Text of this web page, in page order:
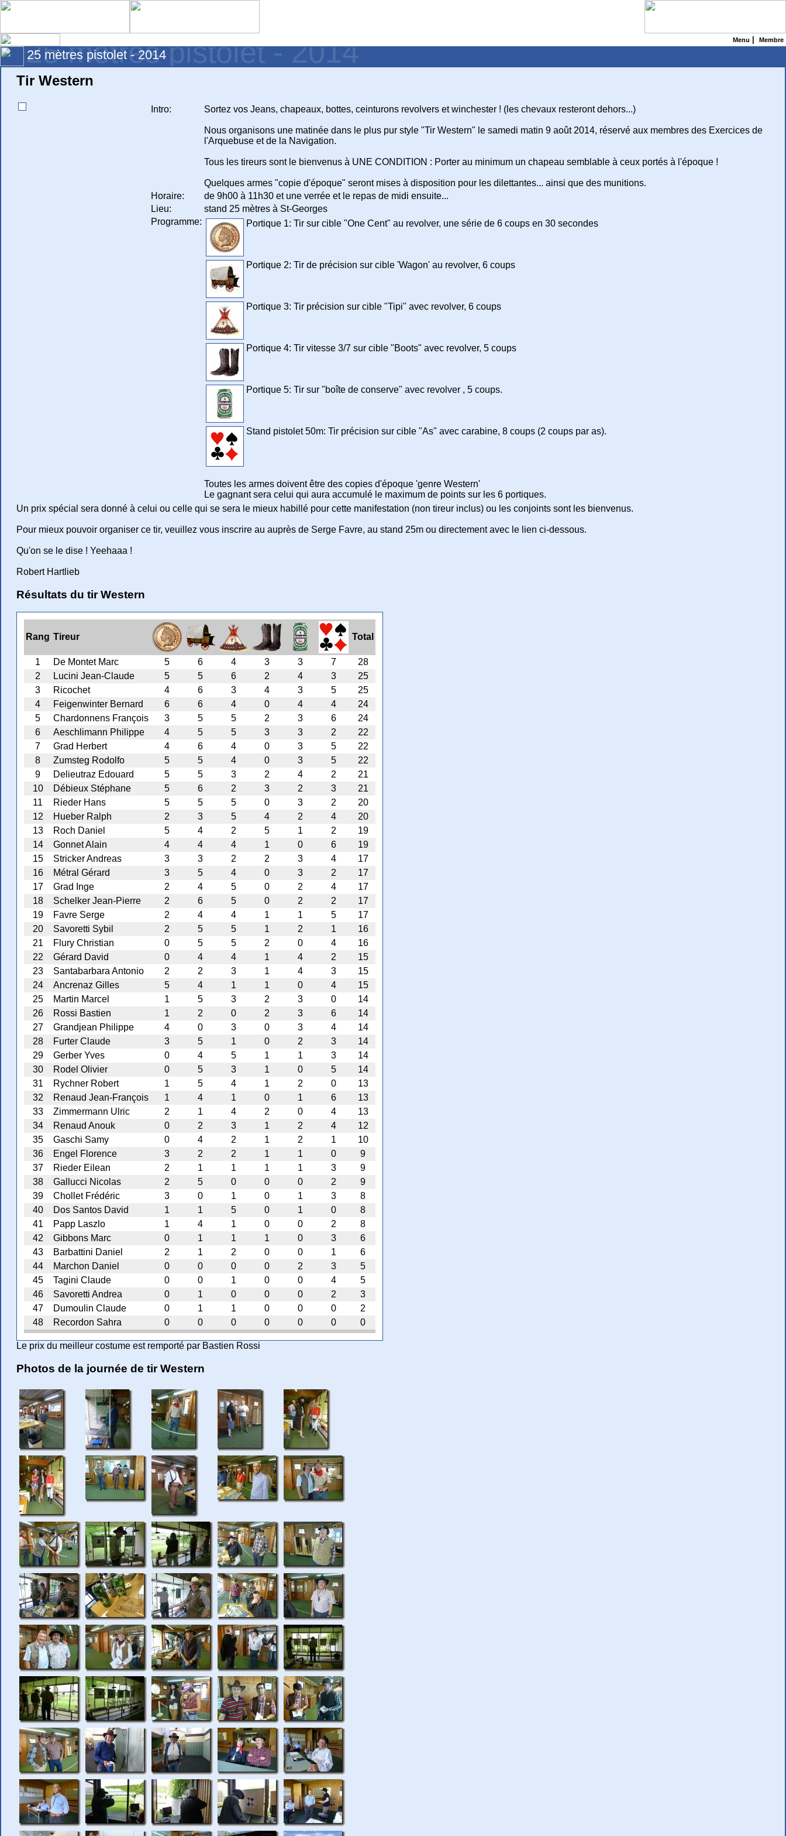
Menu Membre
25 mètres pistolet - 2014
25 mètres pistolet - 2014
Tir Western
Intro: Sortez vos Jeans, chapeaux, bottes, ceinturons revolvers et winchester ! (les chevaux resteront dehors...)
Nous organisons une matinée dans le plus pur style "Tir Western" le samedi matin 9 août 2014, réservé aux membres des Exercices de
l'Arquebuse et de la Navigation.
Tous les tireurs sont le bienvenus à UNE CONDITION : Porter au minimum un chapeau semblable à ceux portés à l'époque !
Quelques armes "copie d'époque" seront mises à disposition pour les dilettantes... ainsi que des munitions.
Horaire:
de 9h00 à 11h30 et une verrée et le repas de midi ensuite...
Lieu:
stand 25 mètres à St-Georges
Programme:
Portique 1: Tir sur cible "One Cent" au revolver, une série de 6 coups en 30 secondes
Portique 2: Tir de précision sur cible 'Wagon' au revolver, 6 coups
Portique 3: Tir précision sur cible "Tipi" avec revolver, 6 coups
Portique 4: Tir vitesse 3/7 sur cible "Boots" avec revolver, 5 coups
Portique 5: Tir sur "boîte de conserve" avec revolver , 5 coups.
Stand pistolet 50m: Tir précision sur cible "As" avec carabine, 8 coups (2 coups par as).
Toutes les armes doivent être des copies d'époque 'genre Western'
Le gagnant sera celui qui aura accumulé le maximum de points sur les 6 portiques.
Un prix spécial sera donné à celui ou celle qui se sera le mieux habillé pour cette manifestation (non tireur inclus) ou les conjoints sont les bienvenus.
Pour mieux pouvoir organiser ce tir, veuillez vous inscrire au auprès de Serge Favre, au stand 25m ou directement avec le lien ci-dessous.
Qu'on se le dise ! Yeehaaa !
Robert Hartlieb
Résultats du tir Western
Rang Tireur Total
1 De Montet Marc 5 6 4 3 3 7
28
2
Lucini Jean-Claude 5 5 6 2 4 3
25
3
Ricochet 4 6 3 4 3 5
25
4
Feigenwinter Bernard 6 6 4 0 4 4
24
5
Chardonnens François 3 5 5 2 3 6
24
6
Aeschlimann Philippe 4 5 5 3 3 2
22
7
Grad Herbert 4 6 4 0 3 5
22
8
Zumsteg Rodolfo 5 5 4 0 3 5
22
9
Delieutraz Edouard 5 5 3 2 4 2
21
10
Débieux Stéphane 5 6 2 3 2 3
21
11
Rieder Hans 5 5 5 0 3 2
20
12
Hueber Ralph 2 3 5 4 2 4
20
13
Roch Daniel 5 4 2 5 1 2
19
14
Gonnet Alain 4 4 4 1 0 6
19
15
Stricker Andreas 3 3 2 2 3 4
17
16
Métral Gérard 3 5 4 0 3 2
17
17
Grad Inge 2 4 5 0 2 4
17
18
Schelker Jean-Pierre 2 6 5 0 2 2
17
19
Favre Serge 2 4 4 1 1 5
17
20
Savoretti Sybil 2 5 5 1 2 1
16
21
Flury Christian 0 5 5 2 0 4
16
22
Gérard David 0 4 4 1 4 2
15
23
Santabarbara Antonio 2 2 3 1 4 3
15
24
Ancrenaz Gilles 5 4 1 1 0 4
15
25
Martin Marcel 1 5 3 2 3 0
14
26
Rossi Bastien 1 2 0 2 3 6
14
27
Grandjean Philippe 4 0 3 0 3 4
14
28
Furter Claude 3 5 1 0 2 3
14
29
Gerber Yves 0 4 5 1 1 3
14
30
Rodel Olivier 0 5 3 1 0 5
14
31
Rychner Robert 1 5 4 1 2 0
13
32
Renaud Jean-François 1 4 1 0 1 6
13
33
Zimmermann Ulric 2 1 4 2 0 4
13
34
Renaud Anouk 0 2 3 1 2 4
12
35
Gaschi Samy 0 4 2 1 2 1
10
36
Engel Florence 3 2 2 1 1 0
9
37
Rieder Eilean 2 1 1 1 1 3
9
38
Gallucci Nicolas 2 5 0 0 0 2
9
39
Chollet Frédéric 3 0 1 0 1 3
8
40
Dos Santos David 1 1 5 0 1 0
8
41
Papp Laszlo 1 4 1 0 0 2
8
42
Gibbons Marc 0 1 1 1 0 3
6
43
Barbattini Daniel 2 1 2 0 0 1
6
44
Marchon Daniel 0 0 0 0 2 3
5
45
Tagini Claude 0 0 1 0 0 4
5
46
Savoretti Andrea 0 1 0 0 0 2
3
47
Dumoulin Claude 0 1 1 0 0 0
2
48
Recordon Sahra 0 0 0 0 0 0 0
Le prix du meilleur costume est remporté par Bastien Rossi
Photos de la journée de tir Western